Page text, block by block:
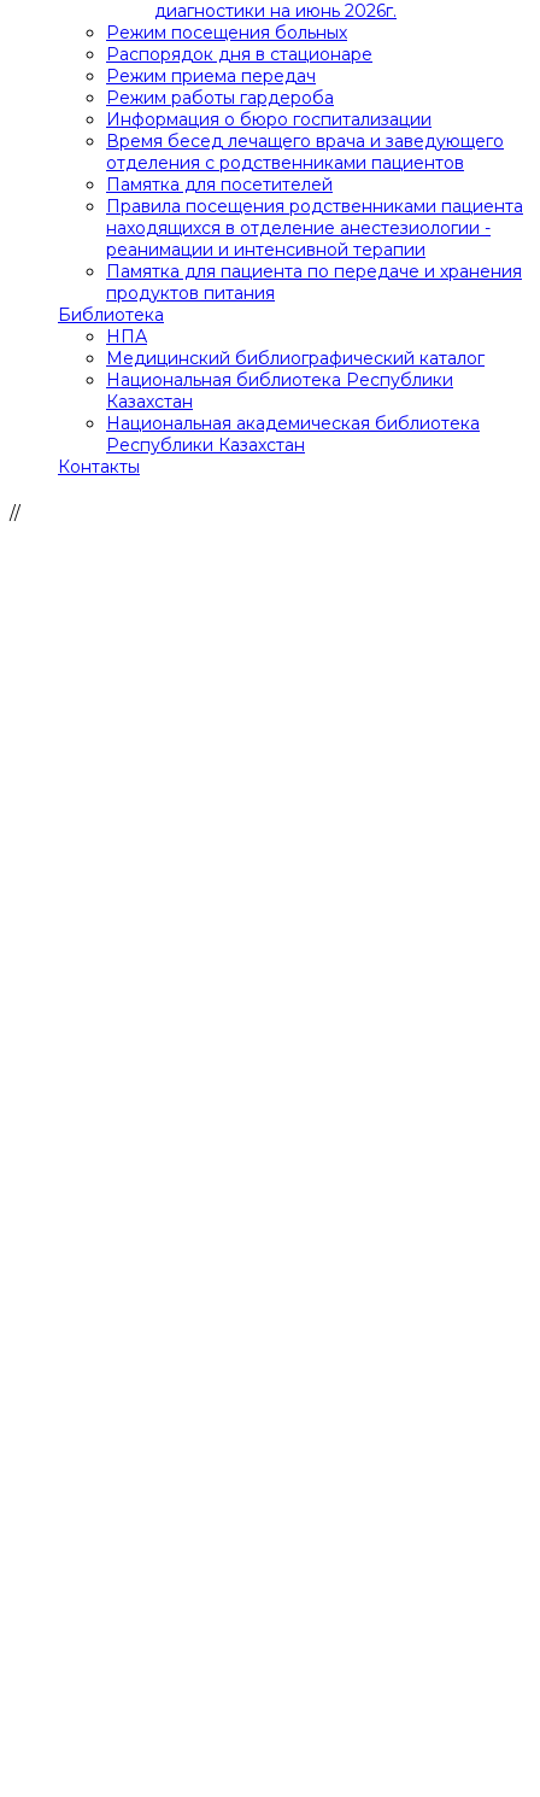
диагностики на июнь 2026г.
Режим посещения больных
Распорядок дня в стационаре
Режим приема передач
Режим работы гардероба
Информация о бюро госпитализации
Время бесед лечащего врача и заведующего
отделения с родственниками пациентов
Памятка для посетителей
Правила посещения родственниками пациента
находящихся в отделение анестезиологии -
реанимации и интенсивной терапии
Памятка для пациента по передаче и хранения
продуктов питания
Библиотека
НПА
Медицинский библиографический каталог
Национальная библиотека Республики
Казахстан
Национальная академическая библиотека
Республики Казахстан
Контакты
//